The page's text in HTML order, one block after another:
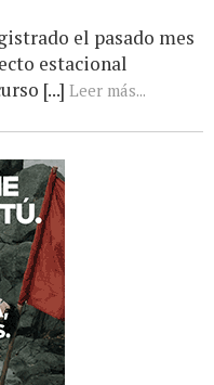
el pasado mes
estacional
[...] Leer más...